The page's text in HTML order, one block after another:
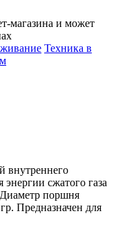
магазина и может
Техника в
внутреннего
сжатого газа
поршня
Предназначен для